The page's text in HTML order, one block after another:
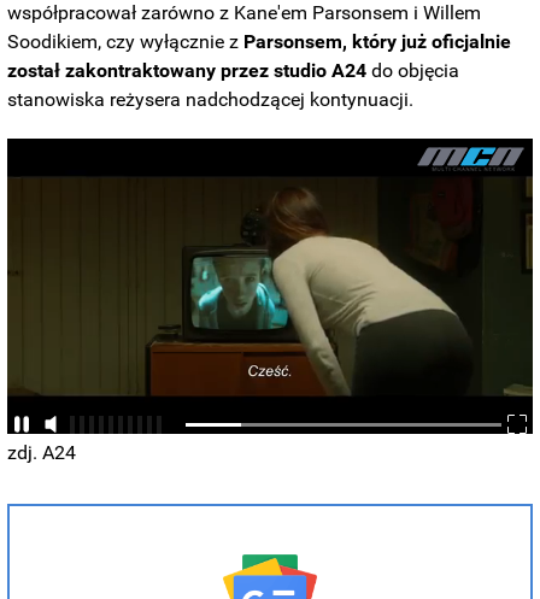
współpracował zarówno z Kane'em Parsonsem i Willem
Soodikiem, czy wyłącznie z Parsonsem, który już oficjalnie
został zakontraktowany przez studio A24 do objęcia
stanowiska reżysera nadchodzącej kontynuacji.
zdj. A24